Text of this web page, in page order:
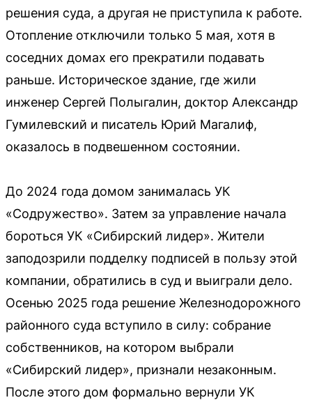
решения суда, а другая не приступила к работе.
Отопление отключили только 5 мая, хотя в
соседних домах его прекратили подавать
раньше. Историческое здание, где жили
инженер Сергей Полыгалин, доктор Александр
Гумилевский и писатель Юрий Магалиф,
оказалось в подвешенном состоянии.
До 2024 года домом занималась УК
«Содружество». Затем за управление начала
бороться УК «Сибирский лидер». Жители
заподозрили подделку подписей в пользу этой
компании, обратились в суд и выиграли дело.
Осенью 2025 года решение Железнодорожного
районного суда вступило в силу: собрание
собственников, на котором выбрали
«Сибирский лидер», признали незаконным.
После этого дом формально вернули УК